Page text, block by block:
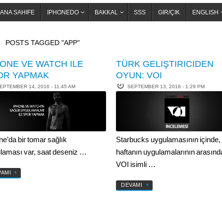
ANA SAHIFE IPHONEDO BAKKAL SSS GIR/ÇIK ENGLISH
POSTS TAGGED "APP"
VE WATCH ILE
YAPMAK
14, 2016 - 11:45 AM
bir tomar sağlık
var, saat deseniz …
TÜRK GELIŞTIRICIDEN
OYUN: VOI
SEPTEMBER 13, 2016 - 1:29 PM
Starbucks uygulamasının içinde,
haftanın uygulamalarının
VOI isimli …
DEVAMI